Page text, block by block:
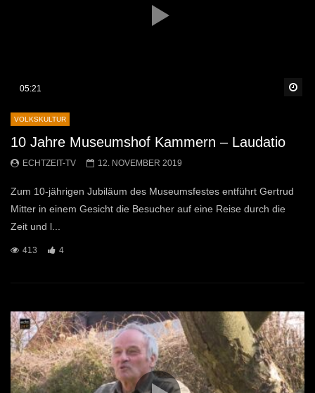
05:21
VOLKSKULTUR
10 Jahre Museumshof Kammern – Laudatio
ECHTZEIT-TV 12. NOVEMBER 2019
Zum 10-jährigen Jubiläum des Museumsfestes entführt Gertrud
Mitter in einem Gesicht die Besucher auf eine Reise durch die
Zeit und l...
413 4